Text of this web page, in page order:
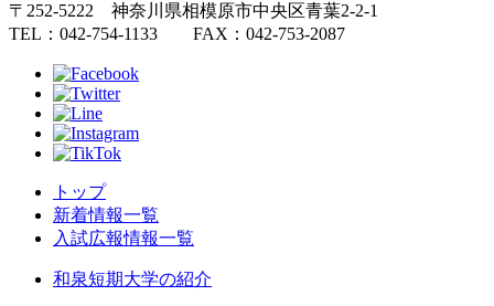
〒252-5222 神奈川県相模原市中央区青葉2-2-1
TEL：042-754-1133 FAX：042-753-2087
トップ
新着情報一覧
入試広報情報一覧
和泉短期大学の紹介